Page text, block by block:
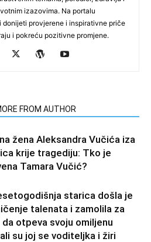
izazovima. Na portalu
donijeti provjerene i inspirativne priče
i pokreću pozitivne promjene.
FROM AUTHOR
žena Aleksandra Vučića iza
krije tragediju: Tko je
Tamara Vučić?
starica došla je
talenata i zamolila za
otpeva svoju omiljenu
su joj se voditeljka i žiri